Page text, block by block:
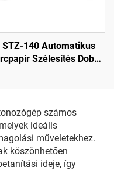
STZ-140 Automatikus
Szélesítés Doboz
számos
ideális
műveletekhez.
köszönhetően
ideje, így